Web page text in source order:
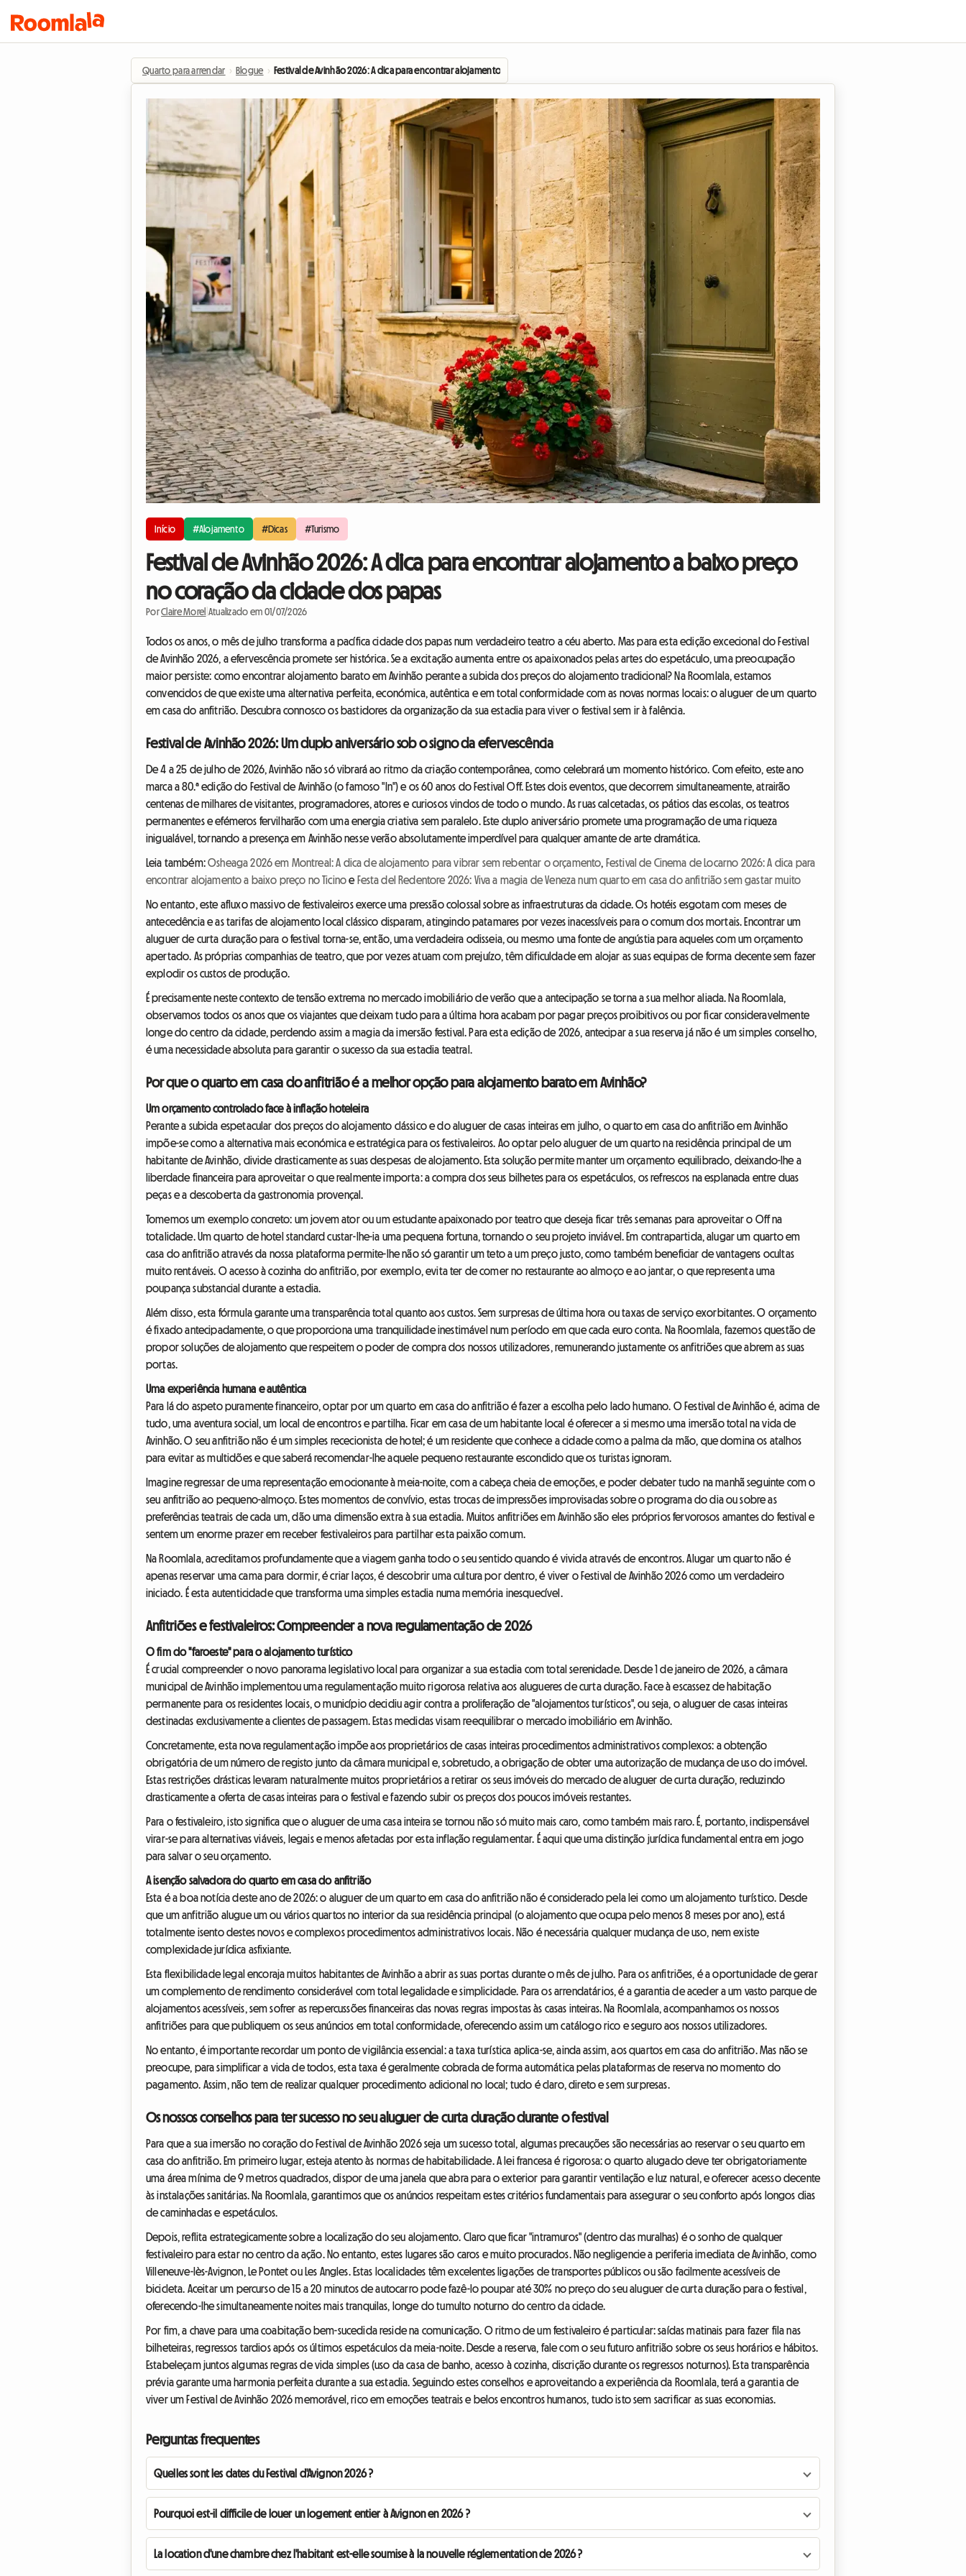
Quarto para arrendar › Blogue › Festival de Avinhão 2026: A dica para encontrar alojamento a baixo preço no coração da cidade dos papas
Início #Alojamento #Dicas #Turismo
Festival de Avinhão 2026: A dica para encontrar alojamento a baixo preço
no coração da cidade dos papas
PorClaire Morel Atualizado em 01/07/2026
Todos os anos, o mês de julho transforma a pacífica cidade dos papas num verdadeiro teatro a céu aberto. Mas para esta edição excecional do Festival
de Avinhão 2026, a efervescência promete ser histórica. Se a excitação aumenta entre os apaixonados pelas artes do espetáculo, uma preocupação
maior persiste: como encontrar alojamento barato em Avinhão perante a subida dos preços do alojamento tradicional? Na Roomlala, estamos
convencidos de que existe uma alternativa perfeita, económica, autêntica e em total conformidade com as novas normas locais: o aluguer de um quarto
em casa do anfitrião. Descubra connosco os bastidores da organização da sua estadia para viver o festival sem ir à falência.
Festival de Avinhão 2026: Um duplo aniversário sob o signo da efervescência
De 4 a 25 de julho de 2026, Avinhão não só vibrará ao ritmo da criação contemporânea, como celebrará um momento histórico. Com efeito, este ano
marca a 80.ª edição do Festival de Avinhão (o famoso "In") e os 60 anos do Festival Off. Estes dois eventos, que decorrem simultaneamente, atrairão
centenas de milhares de visitantes, programadores, atores e curiosos vindos de todo o mundo. As ruas calcetadas, os pátios das escolas, os teatros
permanentes e efémeros fervilharão com uma energia criativa sem paralelo. Este duplo aniversário promete uma programação de uma riqueza
inigualável, tornando a presença em Avinhão nesse verão absolutamente imperdível para qualquer amante de arte dramática.
Leia também:Osheaga 2026 em Montreal: A dica de alojamento para vibrar sem rebentar o orçamento Festival de Cinema de Locarno 2026: A dica para
encontrar alojamento a baixo preço no Ticinoe Festa del Redentore 2026: Viva a magia de Veneza num quarto em casa do anfitrião sem gastar muito
No entanto, este afluxo massivo de festivaleiros exerce uma pressão colossal sobre as infraestruturas da cidade. Os hotéis esgotam com meses de
antecedência e as tarifas de alojamento local clássico disparam, atingindo patamares por vezes inacessíveis para o comum dos mortais. Encontrar um
aluguer de curta duração para o festival torna-se, então, uma verdadeira odisseia, ou mesmo uma fonte de angústia para aqueles com um orçamento
apertado. As próprias companhias de teatro, que por vezes atuam com prejuízo, têm dificuldade em alojar as suas equipas de forma decente sem fazer
explodir os custos de produção.
É precisamente neste contexto de tensão extrema no mercado imobiliário de verão que a antecipação se torna a sua melhor aliada. Na Roomlala,
observamos todos os anos que os viajantes que deixam tudo para a última hora acabam por pagar preços proibitivos ou por ficar consideravelmente
longe do centro da cidade, perdendo assim a magia da imersão festival. Para esta edição de 2026, antecipar a sua reserva já não é um simples conselho,
é uma necessidade absoluta para garantir o sucesso da sua estadia teatral.
Por que o quarto em casa do anfitrião é a melhor opção para alojamento barato em Avinhão?
Um orçamento controlado face à inflação hoteleira
Perante a subida espetacular dos preços do alojamento clássico e do aluguer de casas inteiras em julho, o quarto em casa do anfitrião em Avinhão
impõe-se como a alternativa mais económica e estratégica para os festivaleiros. Ao optar pelo aluguer de um quarto na residência principal de um
habitante de Avinhão, divide drasticamente as suas despesas de alojamento. Esta solução permite manter um orçamento equilibrado, deixando-lhe a
liberdade financeira para aproveitar o que realmente importa: a compra dos seus bilhetes para os espetáculos, os refrescos na esplanada entre duas
peças e a descoberta da gastronomia provençal.
Tomemos um exemplo concreto: um jovem ator ou um estudante apaixonado por teatro que deseja ficar três semanas para aproveitar o Off na
totalidade. Um quarto de hotel standard custar-lhe-ia uma pequena fortuna, tornando o seu projeto inviável. Em contrapartida, alugar um quarto em
casa do anfitrião através da nossa plataforma permite-lhe não só garantir um teto a um preço justo, como também beneficiar de vantagens ocultas
muito rentáveis. O acesso à cozinha do anfitrião, por exemplo, evita ter de comer no restaurante ao almoço e ao jantar, o que representa uma
poupança substancial durante a estadia.
Além disso, esta fórmula garante uma transparência total quanto aos custos. Sem surpresas de última hora ou taxas de serviço exorbitantes. O orçamento
é fixado antecipadamente, o que proporciona uma tranquilidade inestimável num período em que cada euro conta. Na Roomlala, fazemos questão de
propor soluções de alojamento que respeitem o poder de compra dos nossos utilizadores, remunerando justamente os anfitriões que abrem as suas
portas.
Uma experiência humana e autêntica
Para lá do aspeto puramente financeiro, optar por um quarto em casa do anfitrião é fazer a escolha pelo lado humano. O Festival de Avinhão é, acima de
tudo, uma aventura social, um local de encontros e partilha. Ficar em casa de um habitante local é oferecer a si mesmo uma imersão total na vida de
Avinhão. O seu anfitrião não é um simples rececionista de hotel; é um residente que conhece a cidade como a palma da mão, que domina os atalhos
para evitar as multidões e que saberá recomendar-lhe aquele pequeno restaurante escondido que os turistas ignoram.
Imagine regressar de uma representação emocionante à meia-noite, com a cabeça cheia de emoções, e poder debater tudo na manhã seguinte com o
seu anfitrião ao pequeno-almoço. Estes momentos de convívio, estas trocas de impressões improvisadas sobre o programa do dia ou sobre as
preferências teatrais de cada um, dão uma dimensão extra à sua estadia. Muitos anfitriões em Avinhão são eles próprios fervorosos amantes do festival e
sentem um enorme prazer em receber festivaleiros para partilhar esta paixão comum.
Na Roomlala, acreditamos profundamente que a viagem ganha todo o seu sentido quando é vivida através de encontros. Alugar um quarto não é
apenas reservar uma cama para dormir, é criar laços, é descobrir uma cultura por dentro, é viver o Festival de Avinhão 2026 como um verdadeiro
iniciado. É esta autenticidade que transforma uma simples estadia numa memória inesquecível.
Anfitriões e festivaleiros: Compreender a nova regulamentação de 2026
O fim do "faroeste" para o alojamento turístico
É crucial compreender o novo panorama legislativo local para organizar a sua estadia com total serenidade. Desde 1 de janeiro de 2026, a câmara
municipal de Avinhão implementou uma regulamentação muito rigorosa relativa aos alugueres de curta duração. Face à escassez de habitação
permanente para os residentes locais, o município decidiu agir contra a proliferação de "alojamentos turísticos", ou seja, o aluguer de casas inteiras
destinadas exclusivamente a clientes de passagem. Estas medidas visam reequilibrar o mercado imobiliário em Avinhão.
Concretamente, esta nova regulamentação impõe aos proprietários de casas inteiras procedimentos administrativos complexos: a obtenção
obrigatória de um número de registo junto da câmara municipal e, sobretudo, a obrigação de obter uma autorização de mudança de uso do imóvel.
Estas restrições drásticas levaram naturalmente muitos proprietários a retirar os seus imóveis do mercado de aluguer de curta duração, reduzindo
drasticamente a oferta de casas inteiras para o festival e fazendo subir os preços dos poucos imóveis restantes.
Para o festivaleiro, isto significa que o aluguer de uma casa inteira se tornou não só muito mais caro, como também mais raro. É, portanto, indispensável
virar-se para alternativas viáveis, legais e menos afetadas por esta inflação regulamentar. É aqui que uma distinção jurídica fundamental entra em jogo
para salvar o seu orçamento.
A isenção salvadora do quarto em casa do anfitrião
Esta é a boa notícia deste ano de 2026: o aluguer de um quarto em casa do anfitrião não é considerado pela lei como um alojamento turístico. Desde
que um anfitrião alugue um ou vários quartos no interior da sua residência principal (o alojamento que ocupa pelo menos 8 meses por ano), está
totalmente isento destes novos e complexos procedimentos administrativos locais. Não é necessária qualquer mudança de uso, nem existe
complexidade jurídica asfixiante.
Esta flexibilidade legal encoraja muitos habitantes de Avinhão a abrir as suas portas durante o mês de julho. Para os anfitriões, é a oportunidade de gerar
um complemento de rendimento considerável com total legalidade e simplicidade. Para os arrendatários, é a garantia de aceder a um vasto parque de
alojamentos acessíveis, sem sofrer as repercussões financeiras das novas regras impostas às casas inteiras. Na Roomlala, acompanhamos os nossos
anfitriões para que publiquem os seus anúncios em total conformidade, oferecendo assim um catálogo rico e seguro aos nossos utilizadores.
No entanto, é importante recordar um ponto de vigilância essencial: a taxa turística aplica-se, ainda assim, aos quartos em casa do anfitrião. Mas não se
preocupe, para simplificar a vida de todos, esta taxa é geralmente cobrada de forma automática pelas plataformas de reserva no momento do
pagamento. Assim, não tem de realizar qualquer procedimento adicional no local; tudo é claro, direto e sem surpresas.
Os nossos conselhos para ter sucesso no seu aluguer de curta duração durante o festival
Para que a sua imersão no coração do Festival de Avinhão 2026 seja um sucesso total, algumas precauções são necessárias ao reservar o seu quarto em
casa do anfitrião. Em primeiro lugar, esteja atento às normas de habitabilidade. A lei francesa é rigorosa: o quarto alugado deve ter obrigatoriamente
uma área mínima de 9 metros quadrados, dispor de uma janela que abra para o exterior para garantir ventilação e luz natural, e oferecer acesso decente
às instalações sanitárias. Na Roomlala, garantimos que os anúncios respeitam estes critérios fundamentais para assegurar o seu conforto após longos dias
de caminhadas e espetáculos.
Depois, reflita estrategicamente sobre a localização do seu alojamento. Claro que ficar "intramuros" (dentro das muralhas) é o sonho de qualquer
festivaleiro para estar no centro da ação. No entanto, estes lugares são caros e muito procurados. Não negligencie a periferia imediata de Avinhão, como
Villeneuve-lès-Avignon, Le Pontet ou Les Angles. Estas localidades têm excelentes ligações de transportes públicos ou são facilmente acessíveis de
bicicleta. Aceitar um percurso de 15 a 20 minutos de autocarro pode fazê-lo poupar até 30% no preço do seu aluguer de curta duração para o festival,
oferecendo-lhe simultaneamente noites mais tranquilas, longe do tumulto noturno do centro da cidade.
Por fim, a chave para uma coabitação bem-sucedida reside na comunicação. O ritmo de um festivaleiro é particular: saídas matinais para fazer fila nas
bilheteiras, regressos tardios após os últimos espetáculos da meia-noite. Desde a reserva, fale com o seu futuro anfitrião sobre os seus horários e hábitos.
Estabeleçam juntos algumas regras de vida simples (uso da casa de banho, acesso à cozinha, discrição durante os regressos noturnos). Esta transparência
prévia garante uma harmonia perfeita durante a sua estadia. Seguindo estes conselhos e aproveitando a experiência da Roomlala, terá a garantia de
viver um Festival de Avinhão 2026 memorável, rico em emoções teatrais e belos encontros humanos, tudo isto sem sacrificar as suas economias.
Perguntas frequentes
Quelles sont les dates du Festival d'Avignon 2026 ?
Pourquoi est-il difficile de louer un logement entier à Avignon en 2026 ?
La location d'une chambre chez l'habitant est-elle soumise à la nouvelle réglementation de 2026 ?